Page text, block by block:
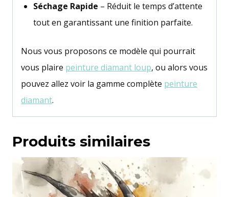
Séchage Rapide – Réduit le temps d’attente
tout en garantissant une finition parfaite.
Nous vous proposons ce modèle qui pourrait
vous plaire peinture diamant loup, ou alors vous
pouvez allez voir la gamme complète peinture
diamant.
Produits similaires